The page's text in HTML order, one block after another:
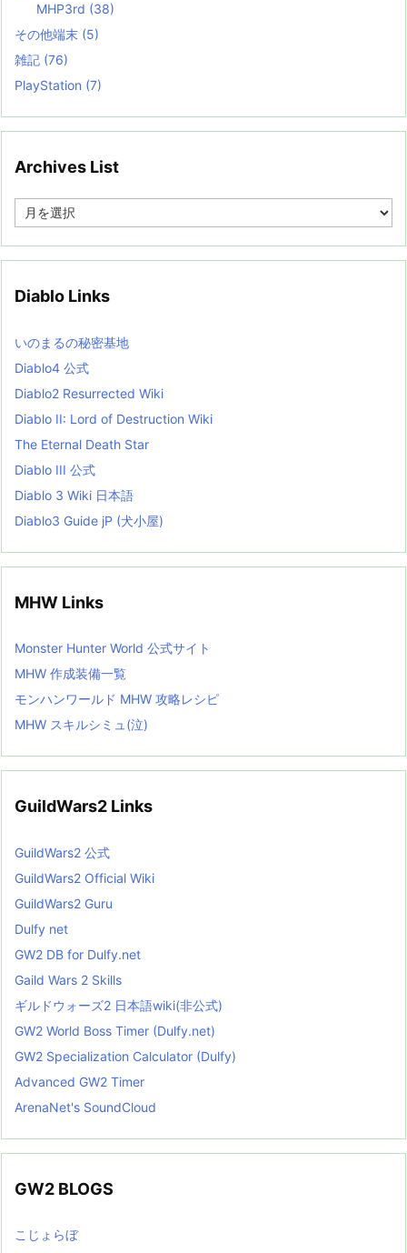
MHP3rd (38)
その他端末 (5)
雑記 (76)
PlayStation (7)
Archives List
e
i
s
t
Diablo Links
いのまるの秘密基地
Diablo4 公式
Diablo2 Resurrected Wiki
Diablo II: Lord of Destruction Wiki
The Eternal Death Star
Diablo III 公式
Diablo 3 Wiki 日本語
Diablo3 Guide jP (犬小屋)
MHW Links
Monster Hunter World 公式サイト
MHW 作成装備一覧
モンハンワールド MHW 攻略レシピ
MHW スキルシミュ(泣)
GuildWars2 Links
GuildWars2 公式
GuildWars2 Official Wiki
GuildWars2 Guru
Dulfy net
GW2 DB for Dulfy.net
Gaild Wars 2 Skills
ギルドウォーズ2 日本語wiki(非公式)
GW2 World Boss Timer (Dulfy.net)
GW2 Specialization Calculator (Dulfy)
Advanced GW2 Timer
ArenaNet's SoundCloud
GW2 BLOGS
こじょらぼ